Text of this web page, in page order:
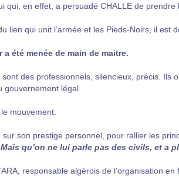
qui, en effet, a persuadé CHALLE de
lien qui unit l’armée et les Pieds-Noirs, il est
a été menée de main de maitre.
des professionnels, silencieux, précis. Ils
gouvernement légal.
mouvement.
sur son prestige personnel, pour rallier les
Mais qu’on ne lui parle pas des civils, et a
responsable algérois de l’organisation en